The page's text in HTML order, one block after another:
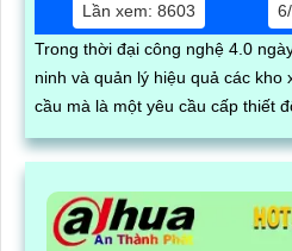
Lần xem: 8603
Trong thời đại công nghệ 4.0
ninh và quản lý hiệu quả các kho
cầu mà là một yêu cầu cấp thiết